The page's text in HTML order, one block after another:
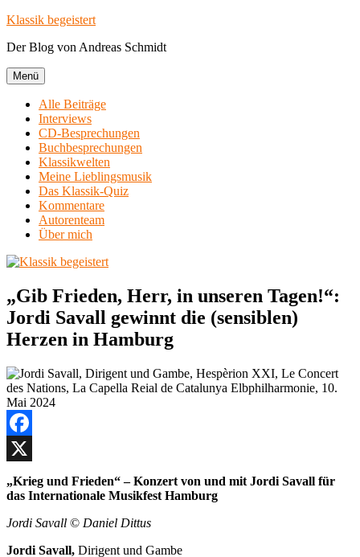
Zum
springen
Klassik begeistert
Der Blog von Andreas Schmidt
Menü
Alle Beiträge
Interviews
CD-Besprechungen
Buchbesprechungen
Klassikwelten
Meine Lieblingsmusik
Das Klassik-Quiz
Kommentare
Autorenteam
Über mich
„Gib Frieden, Herr, in unseren Tagen!“:
Jordi Savall gewinnt die (sensiblen)
Herzen in Hamburg
Facebook
X
„Krieg und Frieden“ – Konzert von und mit Jordi Savall für
das Internationale Musikfest Hamburg
Jordi Savall © Daniel Dittus
Jordi Savall, Dirigent und Gambe